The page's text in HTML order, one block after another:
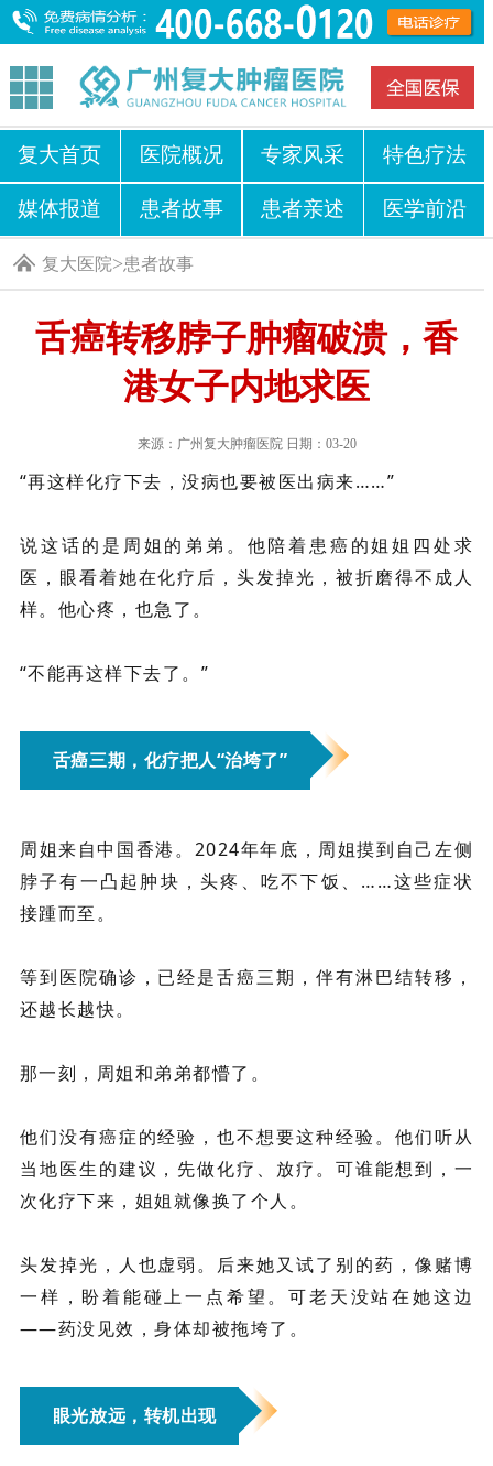
复大首页 医院概况 专家风采 特色疗法
媒体报道 患者故事 患者亲述 医学前沿
复大医院>患者故事
舌癌转移脖子肿瘤破溃，香
港女子内地求医
来源：广州复大肿瘤医院 日期：03-20
“再这样化疗下去，没病也要被医出病来……”
说这话的是周姐的弟弟。他陪着患癌的姐姐四处求
医，眼看着她在化疗后，头发掉光，被折磨得不成人
样。他心疼，也急了。
“不能再这样下去了。”
舌癌三期，化疗把人“治垮了”
周姐来自中国香港。2024年年底，周姐摸到自己左侧
脖子有一凸起肿块，头疼、吃不下饭、……这些症状
接踵而至。
等到医院确诊，已经是舌癌三期，伴有淋巴结转移，
还越长越快。
那一刻，周姐和弟弟都懵了。
他们没有癌症的经验，也不想要这种经验。他们听从
当地医生的建议，先做化疗、放疗。可谁能想到，一
次化疗下来，姐姐就像换了个人。
头发掉光，人也虚弱。后来她又试了别的药，像赌博
一样，盼着能碰上一点希望。可老天没站在她这边
——药没见效，身体却被拖垮了。
眼光放远，转机出现